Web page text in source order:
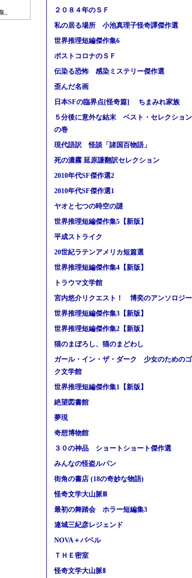
。
２０８４年のＳＦ
私の居る場所 小池真理子怪奇譚傑作選
世界推理短編傑作集6
ポストコロナのＳＦ
伝染る恐怖 感染ミステリー傑作選
歪んだ名画
日本SFの臨界点[怪奇篇] ちまみれ家族
５分後に意外な結末 ベスト・セレクショ
の巻
現代語訳 怪談「諸国百物語」
死の濃霧 延原謙翻訳セレクション
2010年代SF傑作選2
2010年代SF傑作選1
ヤオと七つの時空の謎
世界推理短編傑作集5【新版】
平成ストライク
20世紀ラテンアメリカ短篇選
世界推理短編傑作集4【新版】
トラウマ文学館
宮内悠介リクエスト！ 博奕のアンソロジー
世界推理短編傑作集3【新版】
世界推理短編傑作集2【新版】
猫のまぼろし、猫のまどわし
ガール・イン・ザ・ダーク 少女のための
ク文学館
世界推理短編傑作集1【新版】
絶望図書館
夢現
奇想博物館
３０の神品 ショートショート傑作選
みんなの怪盗ルパン
街角の書店 (18の奇妙な物語)
怪奇文学大山脈Ⅲ
最初の舞踏会 ホラー短編集3
連城三紀彦レジェンド
NOVA＋バベル
ＴＨＥ密室
怪奇文学大山脈Ⅱ